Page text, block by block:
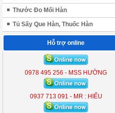
Thước Đo Mối Hàn
Tủ Sấy Que Hàn, Thuốc Hàn
Hỗ trợ online
0978 495 256 - MSS HƯỜNG
0937 713 091 - MR : HIẾU
ĐÈN LIỀN THỂ KOBE 7300 (
KB - 7300